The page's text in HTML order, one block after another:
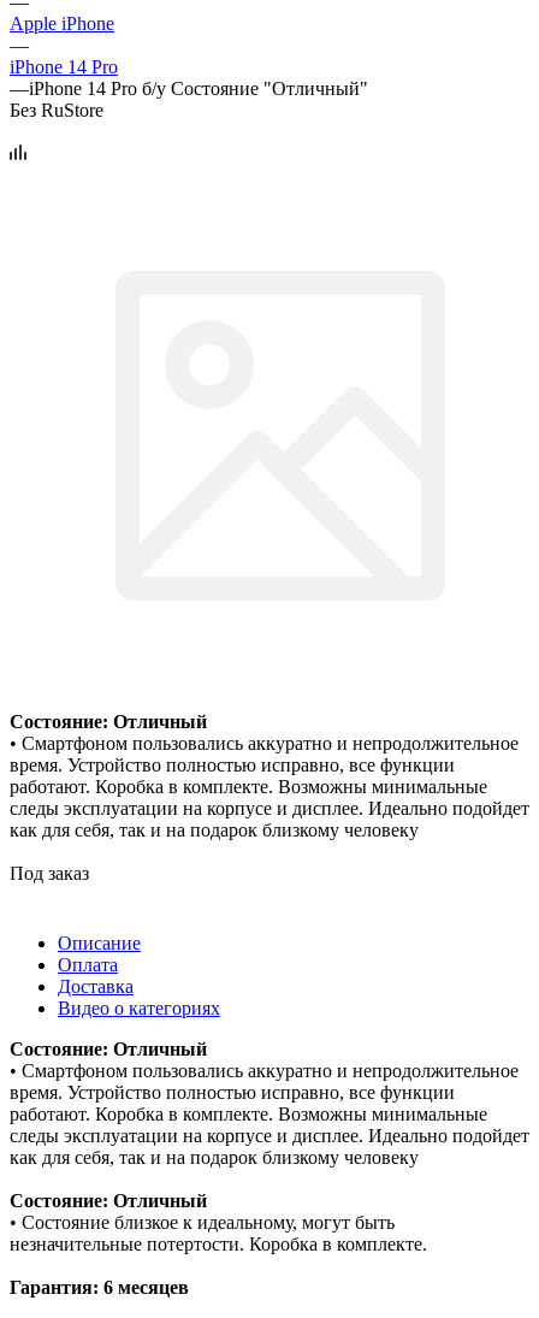
Apple iPhone
—
iPhone 14 Pro
—iPhone 14 Pro б/у Состояние "Отличный"
Без RuStore
Состояние: Отличный
• Смартфоном пользовались аккуратно и непродолжительное
время. Устройство полностью исправно, все функции
работают. Коробка в комплекте. Возможны минимальные
следы эксплуатации на корпусе и дисплее. Идеально подойдет
как для себя, так и на подарок близкому человеку
Под заказ
Описание
Оплата
Доставка
Видео о категориях
Состояние: Отличный
• Смартфоном пользовались аккуратно и непродолжительное
время. Устройство полностью исправно, все функции
работают. Коробка в комплекте. Возможны минимальные
следы эксплуатации на корпусе и дисплее. Идеально подойдет
как для себя, так и на подарок близкому человеку
Состояние: Отличный
• Состояние близкое к идеальному, могут быть
незначительные потертости. Коробка в комплекте.
Гарантия: 6 месяцев